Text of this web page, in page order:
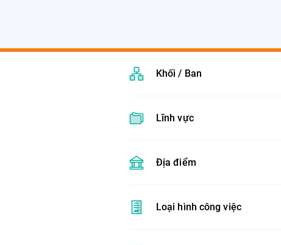
Khối / Ban
Lĩnh vực
Địa điểm
Loại hình công việc